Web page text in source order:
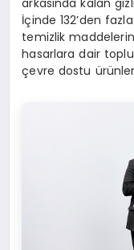
arkasında kalan
İçinde 132’den
temizlik
hasarlara dair
çevre dostu